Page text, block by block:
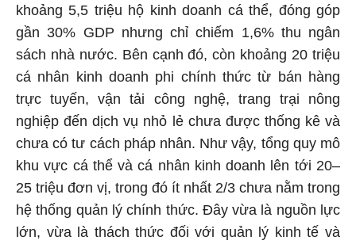
khoảng 5,5 triệu hộ kinh doanh cá thể, đóng góp
gần 30% GDP nhưng chỉ chiếm 1,6% thu ngân
sách nhà nước. Bên cạnh đó, còn khoảng 20 triệu
cá nhân kinh doanh phi chính thức từ bán hàng
trực tuyến, vận tải công nghệ, trang trại nông
nghiệp đến dịch vụ nhỏ lẻ chưa được thống kê và
chưa có tư cách pháp nhân. Như vậy, tổng quy mô
khu vực cá thể và cá nhân kinh doanh lên tới 20–
25 triệu đơn vị, trong đó ít nhất 2/3 chưa nằm trong
hệ thống quản lý chính thức. Đây vừa là nguồn lực
lớn, vừa là thách thức đối với quản lý kinh tế và